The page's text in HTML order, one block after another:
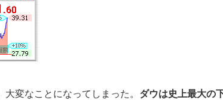
変なことになってしまった。 ダウは史上最大の